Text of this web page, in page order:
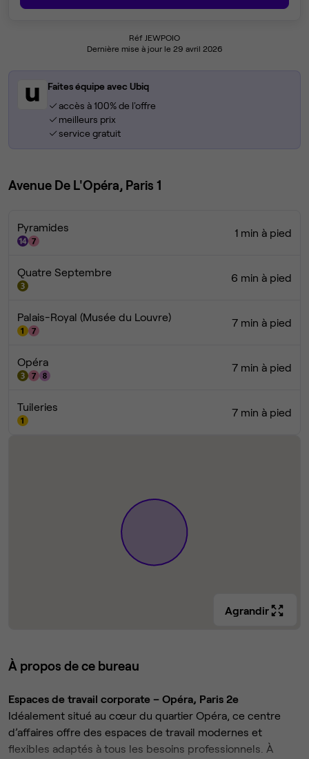
Réf JEWPOIO
Dernière mise à jour le 29 avril 2026
Faites équipe avec Ubiq
accès à 100% de l'offre
meilleurs prix
service gratuit
Avenue De L'Opéra, Paris 1
Pyramides 1 min à pied
Quatre Septembre 6 min à pied
Palais-Royal (Musée du Louvre) 7 min à pied
Opéra 7 min à pied
Tuileries 7 min à pied
Agrandir
À propos de ce bureau
Espaces de travail corporate – Opéra, Paris 2e
Idéalement situé au cœur du quartier Opéra, ce centre
d’affaires offre des espaces de travail modernes et
flexibles adaptés à tous les besoins professionnels. À